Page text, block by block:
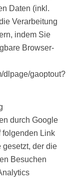
Daten (inkl.
Verarbeitung
indem Sie
Browser-
dlpage/gaoptout?
durch Google
folgenden Link
gesetzt, der die
Besuchen